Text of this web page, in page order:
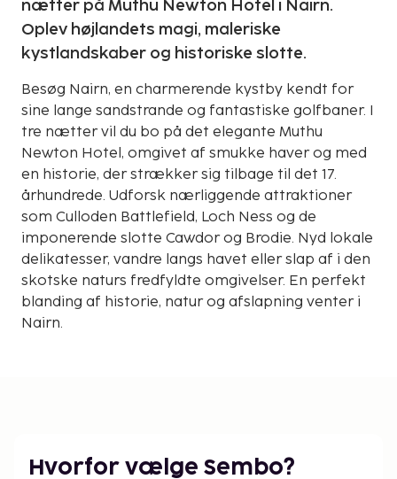
nætter på Muthu Newton Hotel i Nairn.
Oplev højlandets magi, maleriske
kystlandskaber og historiske slotte.
Besøg Nairn, en charmerende kystby kendt for
sine lange sandstrande og fantastiske golfbaner. I
tre nætter vil du bo på det elegante Muthu
Newton Hotel, omgivet af smukke haver og med
en historie, der strækker sig tilbage til det 17.
århundrede. Udforsk nærliggende attraktioner
som Culloden Battlefield, Loch Ness og de
imponerende slotte Cawdor og Brodie. Nyd lokale
delikatesser, vandre langs havet eller slap af i den
skotske naturs fredfyldte omgivelser. En perfekt
blanding af historie, natur og afslapning venter i
Nairn.
Hvorfor vælge Sembo?